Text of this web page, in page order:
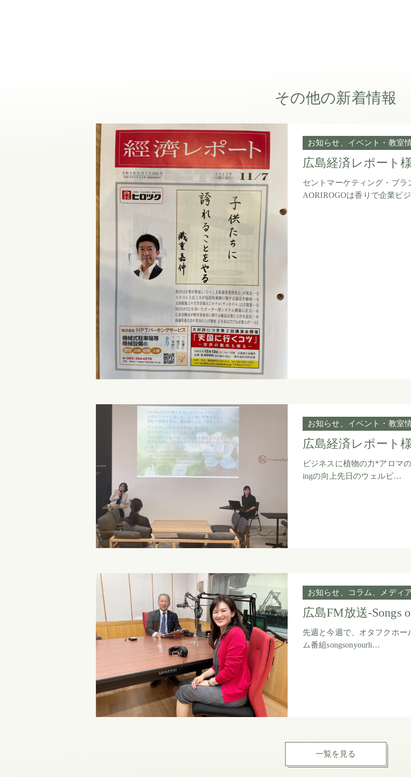
その他の新着情報
お知らせ イベント・教室
広島経済レポート
セントマーケティング・ブ
AORIROGOは香りで企業ビ
お知らせ イベント・教室
広島経済レポート
ビジネスに植物の力*アロマ
ingの向上先日のウェルビ…
お知らせ コラム メディ
広島FM放送-Songs
先週と今週で、オタフクホ
ム番組songsonyourli…
一覧を見る